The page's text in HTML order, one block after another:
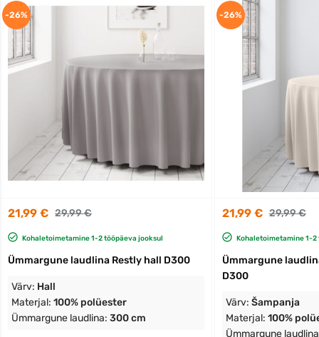
21,99 € 29,99 €
Kohaletoimetamine 1-2 tööpäeva jooksul
Ümmargune laudlina Restly hall D300
Värv: Hall
Materjal: 100% polüester
Ümmargune laudlina: 300 cm
-26%
21,99 € 29,99 €
Kohaletoimetamine 1-
Ümmargune
D300
Värv: Šampanja
Materjal: 100%
Ümmargune
-26%